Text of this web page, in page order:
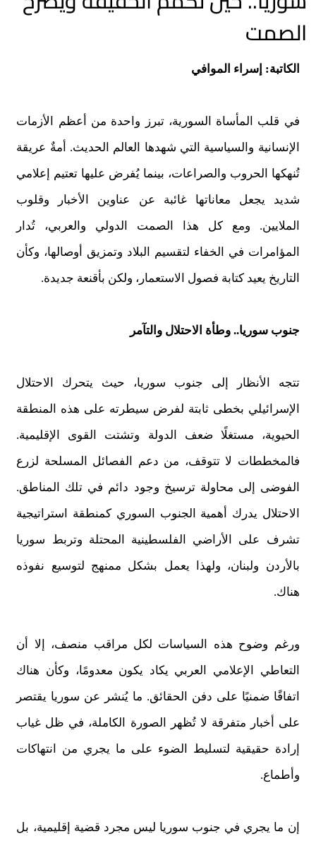
الصمت
الكاتبة: إسراء الموافي
في قلب المأساة السورية، تبرز واحدة من أعظم الأزمات
الإنسانية والسياسية التي شهدها العالم الحديث. أمةٌ عريقة
تُنهكها الحروب والصراعات، بينما يُفرض عليها تعتيم إعلامي
شديد يجعل معاناتها غائبة عن عناوين الأخبار وقلوب
الملايين. ومع كل هذا الصمت الدولي والعربي، تُدار
المؤامرات في الخفاء لتقسيم البلاد وتمزيق أوصالها، وكأن
التاريخ يعيد كتابة فصول الاستعمار، ولكن بأقنعة جديدة.
جنوب سوريا.. وطأة الاحتلال والتآمر
تتجه الأنظار إلى جنوب سوريا، حيث يتحرك الاحتلال
الإسرائيلي بخطى ثابتة لفرض سيطرته على هذه المنطقة
الحيوية، مستغلًا ضعف الدولة وتشتت القوى الإقليمية.
فالمخططات لا تتوقف، من دعم الفصائل المسلحة لزرع
الفوضى إلى محاولة ترسيخ وجود دائم في تلك المناطق.
الاحتلال يدرك أهمية الجنوب السوري كمنطقة استراتيجية
تشرف على الأراضي الفلسطينية المحتلة وتربط سوريا
بالأردن ولبنان، ولهذا يعمل بشكل ممنهج لتوسيع نفوذه
هناك.
ورغم وضوح هذه السياسات لكل مراقب منصف، إلا أن
التعاطي الإعلامي العربي يكاد يكون معدومًا، وكأن هناك
اتفاقًا ضمنيًا على دفن الحقائق. ما يُنشر عن سوريا يقتصر
على أخبار متفرقة لا تُظهر الصورة الكاملة، في ظل غياب
إرادة حقيقية لتسليط الضوء على ما يجري من انتهاكات
وأطماع.
إن ما يجري في جنوب سوريا ليس مجرد قضية إقليمية، بل